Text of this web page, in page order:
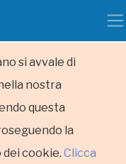
si avvale di
nostra
questa
la
dei cookie. Clicca